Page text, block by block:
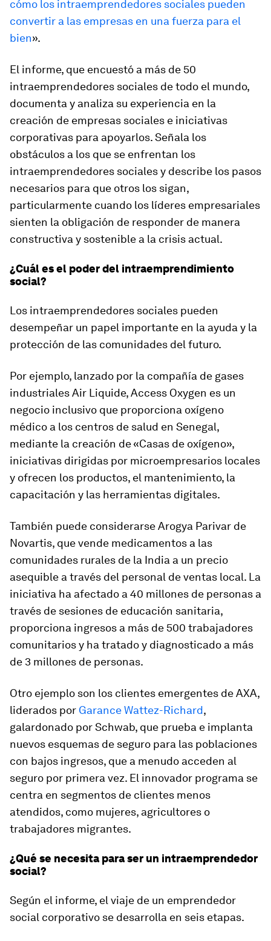
cómo los intraemprendedores sociales pueden
convertir a las empresas en una fuerza para el
bien».
El informe, que encuestó a más de 50
intraemprendedores sociales de todo el mundo,
documenta y analiza su experiencia en la
creación de empresas sociales e iniciativas
corporativas para apoyarlos. Señala los
obstáculos a los que se enfrentan los
intraemprendedores sociales y describe los pasos
necesarios para que otros los sigan,
particularmente cuando los líderes empresariales
sienten la obligación de responder de manera
constructiva y sostenible a la crisis actual.
¿Cuál es el poder del intraemprendimiento
social?
Los intraemprendedores sociales pueden
desempeñar un papel importante en la ayuda y la
protección de las comunidades del futuro.
Por ejemplo, lanzado por la compañía de gases
industriales Air Liquide, Access Oxygen es un
negocio inclusivo que proporciona oxígeno
médico a los centros de salud en Senegal,
mediante la creación de «Casas de oxígeno»,
iniciativas dirigidas por microempresarios locales
y ofrecen los productos, el mantenimiento, la
capacitación y las herramientas digitales.
También puede considerarse Arogya Parivar de
Novartis, que vende medicamentos a las
comunidades rurales de la India a un precio
asequible a través del personal de ventas local. La
iniciativa ha afectado a 40 millones de personas a
través de sesiones de educación sanitaria,
proporciona ingresos a más de 500 trabajadores
comunitarios y ha tratado y diagnosticado a más
de 3 millones de personas.
Otro ejemplo son los clientes emergentes de AXA,
liderados por Garance Wattez-Richard,
galardonado por Schwab, que prueba e implanta
nuevos esquemas de seguro para las poblaciones
con bajos ingresos, que a menudo acceden al
seguro por primera vez. El innovador programa se
centra en segmentos de clientes menos
atendidos, como mujeres, agricultores o
trabajadores migrantes.
¿Qué se necesita para ser un intraemprendedor
social?
Según el informe, el viaje de un emprendedor
social corporativo se desarrolla en seis etapas.